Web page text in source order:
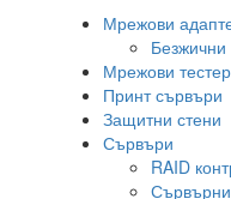
Мрежови
Мрежови
Принт сървъри
Защитни стени
Сървъри
RAID
Сървърни